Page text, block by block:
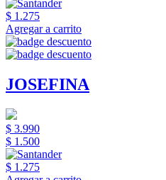
$ 1.275
Agregar a carrito
JOSEFINA
$ 3.990
$ 1.500
$ 1.275